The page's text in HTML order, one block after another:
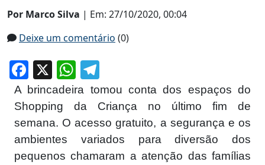
Por Marco Silva | Em: 27/10/2020, 00:04
Deixe um comentário (0)
Facebook
X WhatsApp
A brincadeira tomou conta dos espaços do
Shopping da Criança no último fim de
semana. O acesso gratuito, a segurança e os
ambientes variados para diversão dos
pequenos chamaram a atenção das famílias